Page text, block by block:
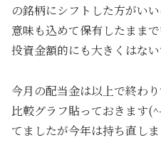
の銘柄にシフトした方がい
意味も込めて保有したまま
投資金額的にも大きくはない
今月の配当金は以上で終わ
比較グラフ貼っておきます
てましたが今年は持ち直し